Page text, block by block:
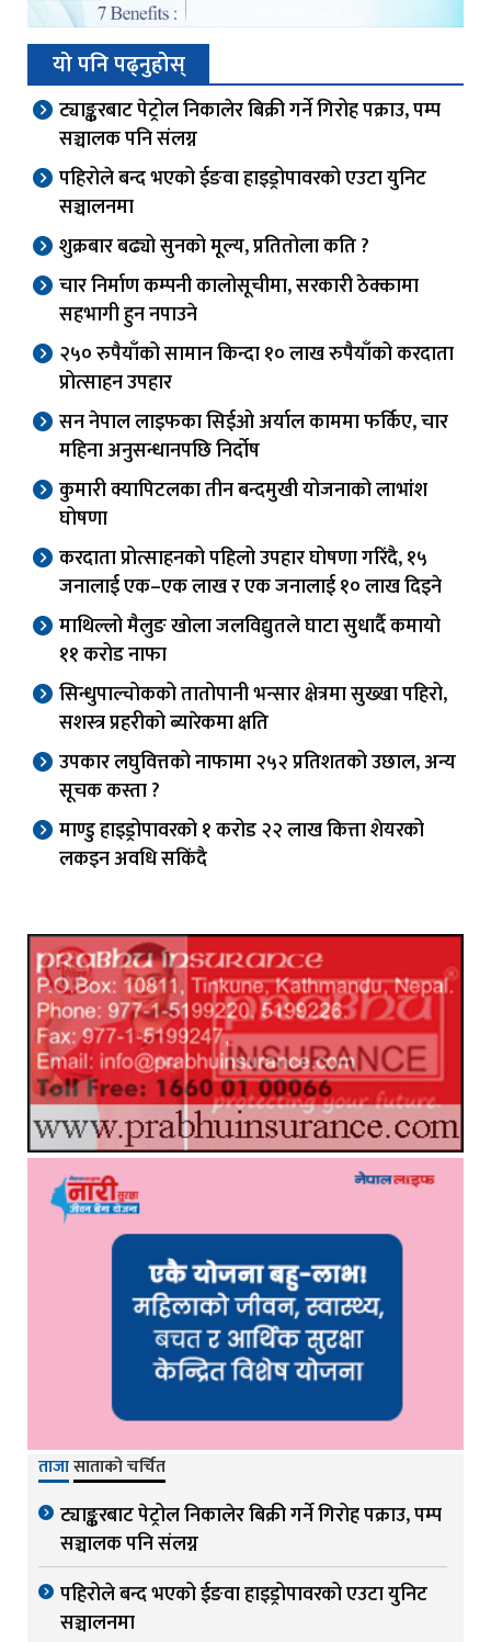
यो पनि पढ्नुहोस्
ट्याङ्करबाट पेट्रोल निकालेर बिक्री गर्ने गिरोह पक्राउ, पम्प
सञ्चालक पनि संलग्न
पहिरोले बन्द भएको ईङवा हाइड्रोपावरको एउटा युनिट
सञ्चालनमा
शुक्रबार बढ्यो सुनको मूल्य, प्रतितोला कति ?
चार निर्माण कम्पनी कालोसूचीमा, सरकारी ठेक्कामा
सहभागी हुन नपाउने
२५० रुपैयाँको सामान किन्दा १० लाख रुपैयाँको करदाता
प्रोत्साहन उपहार
सन नेपाल लाइफका सिईओ अर्याल काममा फर्किए, चार
महिना अनुसन्धानपछि निर्दोष
कुमारी क्यापिटलका तीन बन्दमुखी योजनाको लाभांश
घोषणा
करदाता प्रोत्साहनको पहिलो उपहार घोषणा गरिंदै, १५
जनालाई एक–एक लाख र एक जनालाई १० लाख दिइने
माथिल्लो मैलुङ खोला जलविद्युतले घाटा सुधार्दै कमायो
११ करोड नाफा
सिन्धुपाल्चोकको तातोपानी भन्सार क्षेत्रमा सुख्खा पहिरो,
सशस्त्र प्रहरीको ब्यारेकमा क्षति
उपकार लघुवित्तको नाफामा २५२ प्रतिशतको उछाल, अन्य
सूचक कस्ता ?
माण्डु हाइड्रोपावरको १ करोड २२ लाख कित्ता शेयरको
लकइन अवधि सकिंदै
ताजासाताको चर्चित
ट्याङ्करबाट पेट्रोल निकालेर बिक्री गर्ने गिरोह पक्राउ, पम्प
सञ्चालक पनि संलग्न
पहिरोले बन्द भएको ईङवा हाइड्रोपावरको एउटा युनिट
सञ्चालनमा